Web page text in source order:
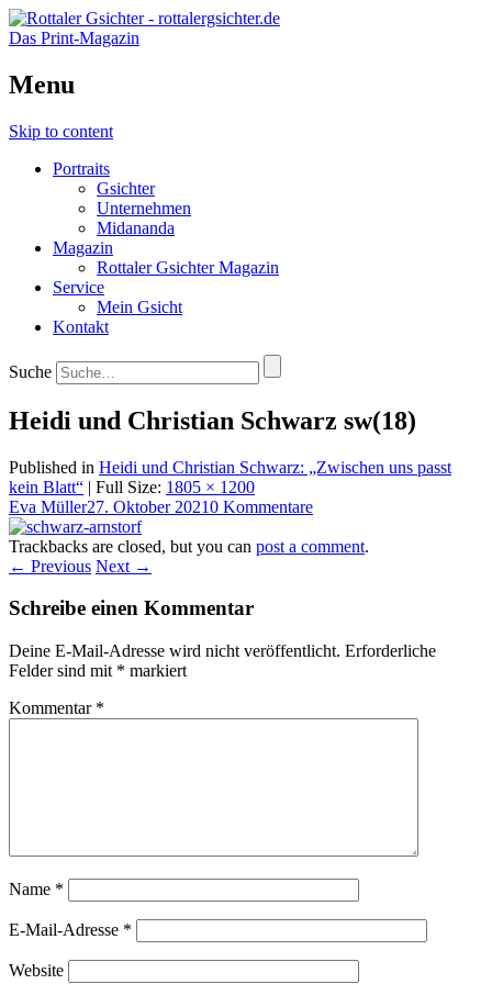
Das Print-Magazin
Menu
Skip to content
Portraits
Gsichter
Unternehmen
Midananda
Magazin
Rottaler Gsichter Magazin
Service
Mein Gsicht
Kontakt
Suche
Heidi und Christian Schwarz sw(18)
Published in Heidi und Christian Schwarz: „Zwischen uns passt
kein Blatt“ | Full Size: 1805 × 1200
Eva Müller27. Oktober 20210 Kommentare
Trackbacks are closed, but you can post a comment.
← Previous Next →
Schreibe einen Kommentar
Deine E-Mail-Adresse wird nicht veröffentlicht. Erforderliche
Felder sind mit * markiert
Kommentar *
Name *
E-Mail-Adresse *
Website